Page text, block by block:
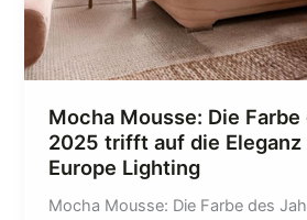
Mocha Mousse: Die
2025 trifft auf die Eleganz
Europe Lighting
Mocha Mousse: Die Farbe des